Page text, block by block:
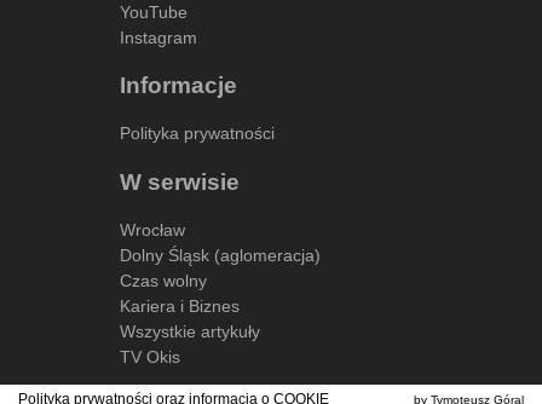
YouTube
Instagram
Informacje
Polityka prywatności
W serwisie
Wrocław
Dolny Śląsk (aglomeracja)
Czas wolny
Kariera i Biznes
Wszystkie artykuły
TV Okis
Polityka prywatności oraz informacja o COOKIE by Tymoteusz Góral